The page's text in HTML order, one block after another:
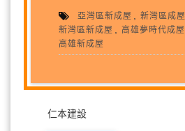
亞灣區新成屋 ,新灣區成屋
新灣區新成屋 ,高雄夢時代成屋
高雄新成屋
仁本建設